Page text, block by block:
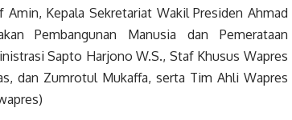
Amin, Kepala Sekretariat Wakil Presiden Ahmad
Pembangunan Manusia dan Pemerataan
Sapto Harjono W.S., Staf Khusus Wapres
dan Zumrotul Mukaffa, serta Tim Ahli Wapres